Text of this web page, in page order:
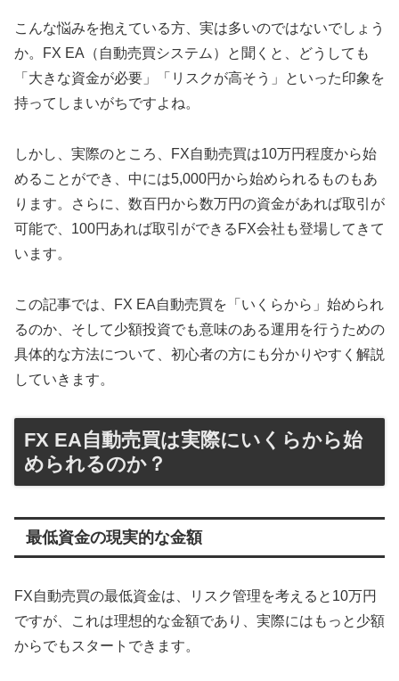
こんな悩みを抱えている方、実は多いのではないでしょう
か。FX EA（自動売買システム）と聞くと、どうしても
「大きな資金が必要」「リスクが高そう」といった印象を
持ってしまいがちですよね。
しかし、実際のところ、FX自動売買は10万円程度から始
めることができ、中には5,000円から始められるものもあ
ります。さらに、数百円から数万円の資金があれば取引が
可能で、100円あれば取引ができるFX会社も登場してきて
います。
この記事では、FX EA自動売買を「いくらから」始められ
るのか、そして少額投資でも意味のある運用を行うための
具体的な方法について、初心者の方にも分かりやすく解説
していきます。
FX EA自動売買は実際にいくらから始
められるのか？
最低資金の現実的な金額
FX自動売買の最低資金は、リスク管理を考えると10万円
ですが、これは理想的な金額であり、実際にはもっと少額
からでもスタートできます。